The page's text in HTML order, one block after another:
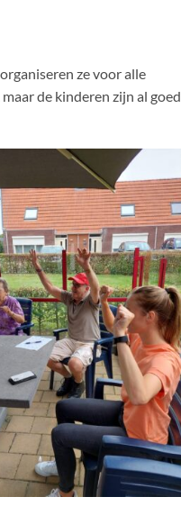
ze voor alle
de kinderen zijn al goed